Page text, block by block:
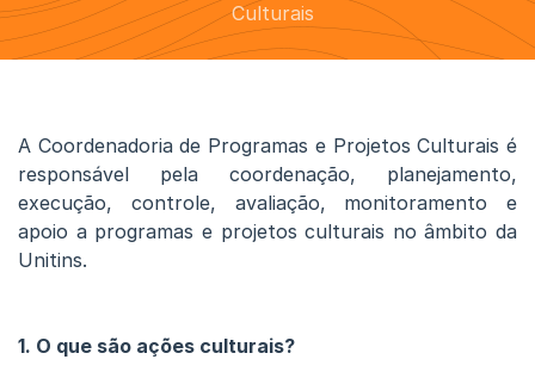
Culturais
A Coordenadoria de Programas e Projetos Culturais é
responsável pela coordenação, planejamento,
execução, controle, avaliação, monitoramento e
apoio a programas e projetos culturais no âmbito da
Unitins.
1. O que são ações culturais?